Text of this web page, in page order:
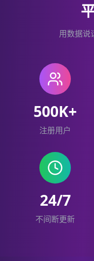
用数据说
500K+
注册用户
24/7
不间断更新